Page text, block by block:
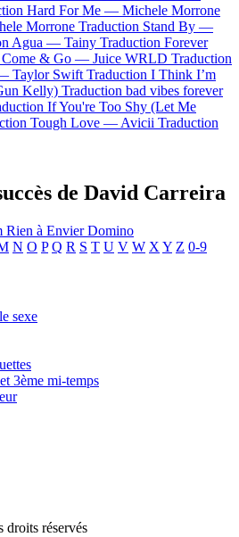
Hard For Me — Michele Morrone
Morrone Traduction Stand By —
Agua — Tainy Traduction Forever
Come & Go — Juice WRLD Traduction
Taylor Swift Traduction I Think I’m
Kelly) Traduction bad vibes forever
If You're Too Shy (Let Me
Tough Love —Avicii Traduction
de David Carreira
Rien à EnvierDomino
N O P Q R S T U V W X Y Z 0-9
sexe
3ème mi-temps
réservés